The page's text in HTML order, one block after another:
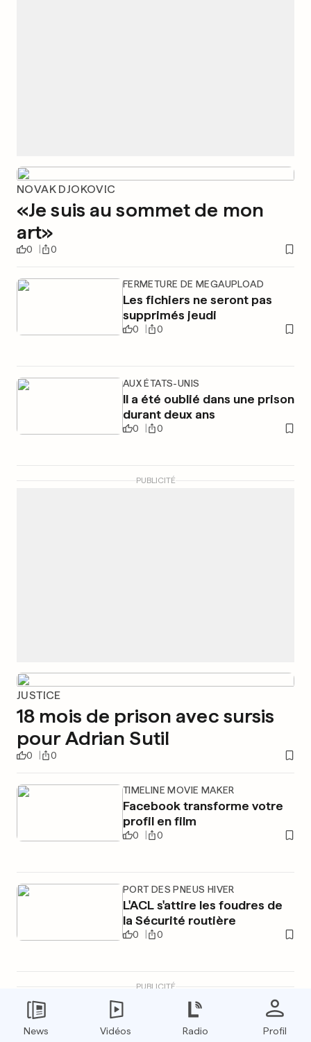
NOVAK DJOKOVIC
«Je suis au sommet de mon
art»
0 0
FERMETURE DE MEGAUPLOAD
Les fichiers ne seront pas
supprimés jeudi
0 0
AUX ÉTATS-UNIS
Il a été oublié dans une prison
durant deux ans
0 0
PUBLICITÉ
JUSTICE
18 mois de prison avec sursis
pour Adrian Sutil
0 0
TIMELINE MOVIE MAKER
Facebook transforme votre
profil en film
0 0
PORT DES PNEUS HIVER
L'ACL s'attire les foudres de
la Sécurité routière
0 0
PUBLICITÉ
News Vidéos Radio Profil